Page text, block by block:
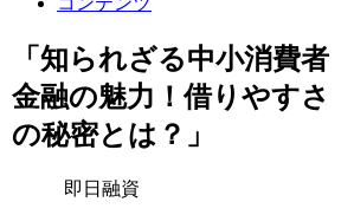
「知られざる中小消費者
金融の魅力！借りやすさ
の秘密とは？」
即日融資